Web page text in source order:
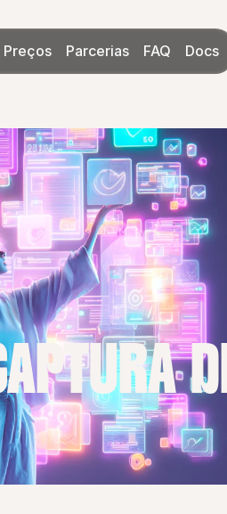
Preços Parcerias FAQ Docs